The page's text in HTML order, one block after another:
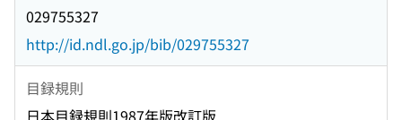
029755327
http://id.ndl.go.jp/bib/029755327
目録規則
日本目録規則1987年版改訂版